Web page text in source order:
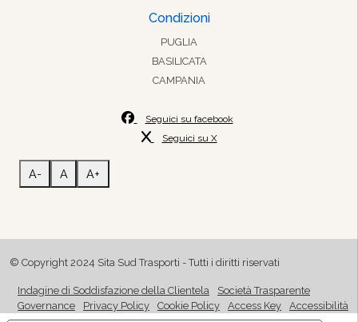
Condizioni
PUGLIA
BASILICATA
CAMPANIA
Seguici su facebook
Seguici su X
A- A A+
© Copyright 2024 Sita Sud Trasporti - Tutti i diritti riservati
Indagine di Soddisfazione della Clientela
Società Trasparente
Governance
Privacy Policy Cookie Policy Access Key Accessibilità